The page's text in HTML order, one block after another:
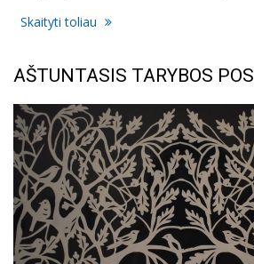
Skaityti toliau
AŠTUNTASIS TARYBOS